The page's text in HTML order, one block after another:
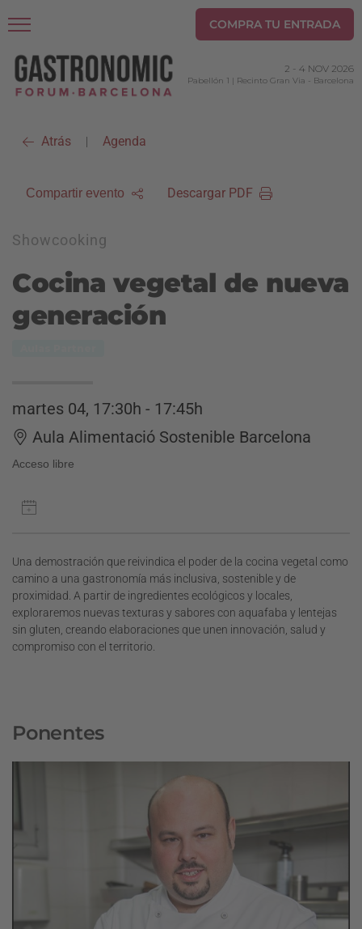
COMPRA TU ENTRADA
2 - 4 NOV 2026
Pabellón 1 | Recinto Gran Via - Barcelona
Atrás | Agenda
Compartir evento Descargar PDF
Showcooking
Cocina vegetal de nueva
generación
martes 04, 17:30h - 17:45h
Aula Alimentació Sostenible Barcelona
Acceso libre
Una demostración que reivindica el poder de la cocina vegetal como
camino a una gastronomía más inclusiva, sostenible y de
proximidad. A partir de ingredientes ecológicos y locales,
exploraremos nuevas texturas y sabores con aquafaba y lentejas
sin gluten, creando elaboraciones que unen innovación, salud y
compromiso con el territorio.
Ponentes